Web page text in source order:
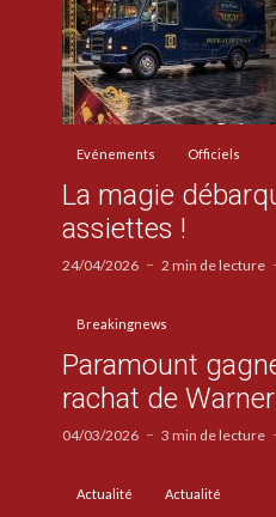
Evénements Officiels
La magie
assiettes !
24/04/2026 2 min de lecture
Breakingnews
Paramount
rachat de
04/03/2026 3 min de lecture
Actualité Actualité